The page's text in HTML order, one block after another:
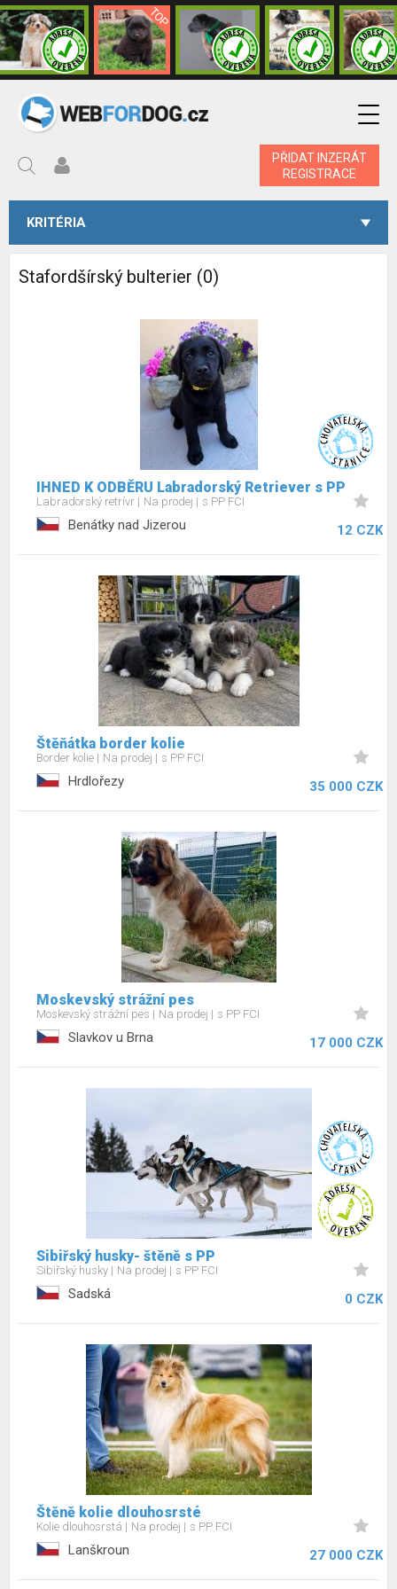
PŘIDAT INZERÁT
REGISTRACE
KRITÉRIA
Stafordšírský bulterier (0)
IHNED K ODBĚRU Labradorský Retriever s PP
Labradorský retrívr Na prodej s PP FCI
Benátky nad Jizerou 12 CZK
Štěňátka border kolie
Border kolie Na prodej s PP FCI
Hrdlořezy 35 000 CZK
Moskevský strážní pes
Moskevský strážní pes Na prodej s PP FCI
Slavkov u Brna 17 000 CZK
Sibiřský husky- štěně s PP
Sibiřský husky Na prodej s PP FCI
Sadská 0 CZK
Štěně kolie dlouhosrsté
Kolie dlouhosrstá Na prodej s PP FCI
Lanškroun 27 000 CZK